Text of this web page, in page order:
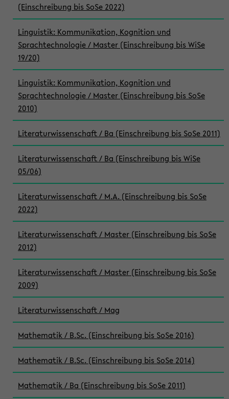
(Einschreibung bis SoSe 2022)
Linguistik: Kommunikation, Kognition und
Sprachtechnologie / Master (Einschreibung bis WiSe
19/20)
Linguistik: Kommunikation, Kognition und
Sprachtechnologie / Master (Einschreibung bis SoSe
2010)
Literaturwissenschaft / Ba (Einschreibung bis SoSe 2011)
Literaturwissenschaft / Ba (Einschreibung bis WiSe
05/06)
Literaturwissenschaft / M.A. (Einschreibung bis SoSe
2022)
Literaturwissenschaft / Master (Einschreibung bis SoSe
2012)
Literaturwissenschaft / Master (Einschreibung bis SoSe
2009)
Literaturwissenschaft / Mag
Mathematik / B.Sc. (Einschreibung bis SoSe 2016)
Mathematik / B.Sc. (Einschreibung bis SoSe 2014)
Mathematik / Ba (Einschreibung bis SoSe 2011)